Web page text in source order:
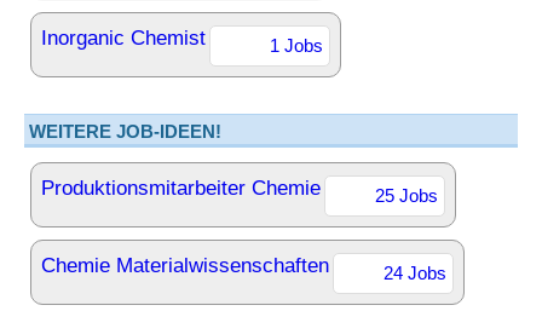
Inorganic Chemist 1 Jobs
WEITERE JOB-IDEEN!
Produktionsmitarbeiter Chemie 25 Jobs
Chemie Materialwissenschaften 24 Jobs